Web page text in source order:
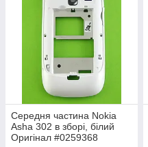
Середня частина Nokia
Asha 302 в зборі, білий
Оригінал #0259368